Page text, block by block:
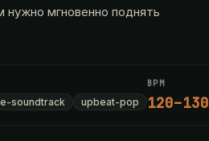
мгновенно поднять
soundtrack upbeat-pop
BPM
120–130